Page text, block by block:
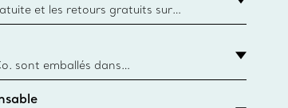
et les retours gratuits sur
& Co. passées sur le site Web
est l’adresse d’un particulier.
sont emballés dans
l'histoire de cet emballage célèbre
Box et sacs sont aujourd'hui